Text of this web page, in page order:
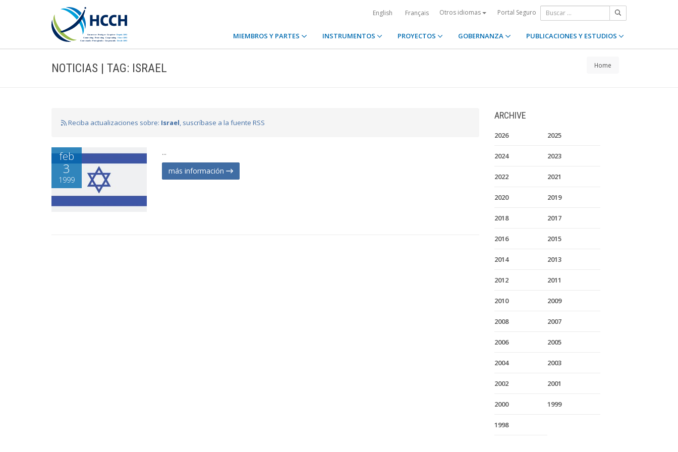
English Français Otros idiomas Portal Seguro
MIEMBROS Y PARTES INSTRUMENTOS PROYECTOS GOBERNANZA PUBLICACIONES Y ESTUDIOS
NOTICIAS | TAG: ISRAEL Home
Reciba actualizaciones sobre: Israel, suscríbase a la fuente RSS
feb
3
1999
...
más información
ARCHIVE
2026 2025
2024 2023
2022 2021
2020 2019
2018 2017
2016 2015
2014 2013
2012 2011
2010 2009
2008 2007
2006 2005
2004 2003
2002 2001
2000 1999
1998